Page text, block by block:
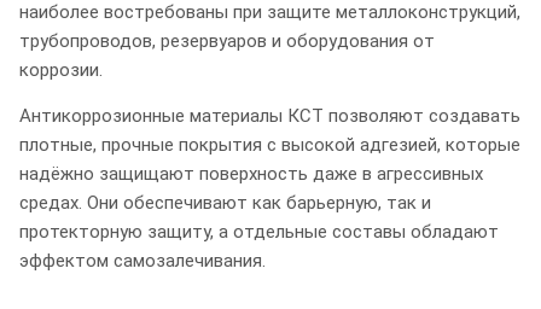
наиболее востребованы при защите металлоконструкций,
трубопроводов, резервуаров и оборудования от
коррозии.
Антикоррозионные материалы КСТ позволяют создавать
плотные, прочные покрытия с высокой адгезией, которые
надёжно защищают поверхность даже в агрессивных
средах. Они обеспечивают как барьерную, так и
протекторную защиту, а отдельные составы обладают
эффектом самозалечивания.